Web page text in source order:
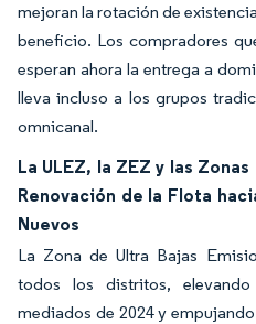
mejoran la rotación de
beneficio. Los compradores
esperan ahora la entrega a
lleva incluso a los grupos
omnicanal.
La ULEZ, la ZEZ y las
Renovación de la Flota
Nuevos
La Zona de Ultra Bajas
todos los distritos,
mediados de 2024 y